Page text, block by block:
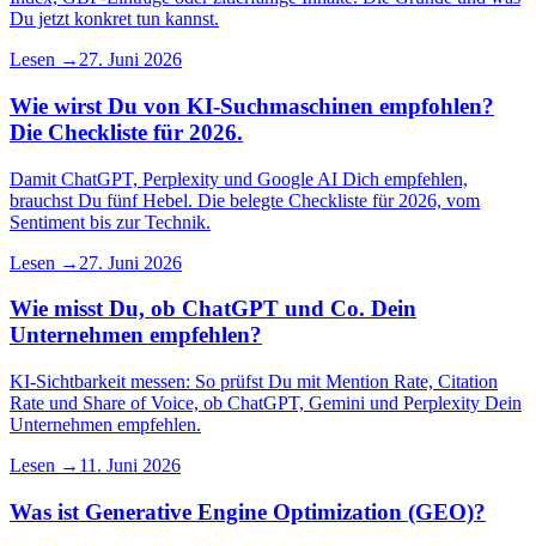
Du jetzt konkret tun kannst.
Lesen → 27. Juni 2026
Wie wirst Du von KI-Suchmaschinen empfohlen?
Die Checkliste für 2026.
Damit ChatGPT, Perplexity und Google AI Dich empfehlen,
brauchst Du fünf Hebel. Die belegte Checkliste für 2026, vom
Sentiment bis zur Technik.
Lesen → 27. Juni 2026
Wie misst Du, ob ChatGPT und Co. Dein
Unternehmen empfehlen?
KI-Sichtbarkeit messen: So prüfst Du mit Mention Rate, Citation
Rate und Share of Voice, ob ChatGPT, Gemini und Perplexity Dein
Unternehmen empfehlen.
Lesen → 11. Juni 2026
Was ist Generative Engine Optimization (GEO)?